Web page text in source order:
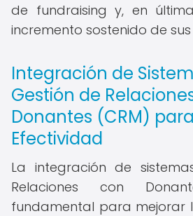
de fundraising y, en
incremento sostenido de sus
Integración de
Gestión de
Donantes (CRM)
Efectividad
La integración de
Relaciones con
fundamental para mejorar